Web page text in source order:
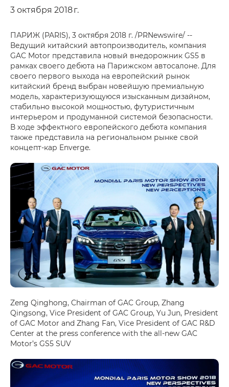
3 октября 2018 г.
ПАРИЖ (PARIS), 3 октября 2018 г. /PRNewswire/ --
Ведущий китайский автопроизводитель, компания
GAC Motor представила новый внедорожник GS5 в
рамках своего дебюта на Парижском автосалоне. Для
своего первого выхода на европейский рынок
китайский бренд выбран новейшую премиальную
модель, характеризующуюся изысканным дизайном,
стабильно высокой мощностью, футуристичным
интерьером и продуманной системой безопасности.
В ходе эффектного европейского дебюта компания
также представила на региональном рынке свой
концепт-кар Enverge.
Zeng Qinghong, Chairman of GAC Group, Zhang
Qingsong, Vice President of GAC Group, Yu Jun, President
of GAC Motor and Zhang Fan, Vice President of GAC R&D
Center at the press conference with the all-new GAC
Motor’s GS5 SUV